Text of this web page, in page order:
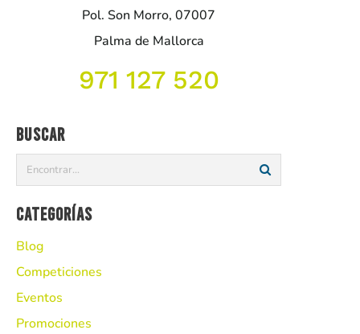
Pol. Son Morro, 07007
Palma de Mallorca
971 127 520
Buscar
Categorías
Blog
Competiciones
Eventos
Promociones